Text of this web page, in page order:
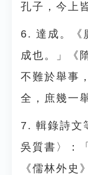
孔子，今上
6. 達成。《
成也。」《
不難於舉事
全，庶幾一
7. 輯錄詩文
吳質書〉：
《儒林外史